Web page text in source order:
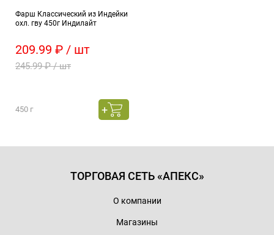
Фарш Классический из Индейки
охл. гву 450г Индилайт
209.99 ₽ / шт
245.99 ₽ / шт
450 г
ТОРГОВАЯ СЕТЬ «АПЕКС»
О компании
Магазины